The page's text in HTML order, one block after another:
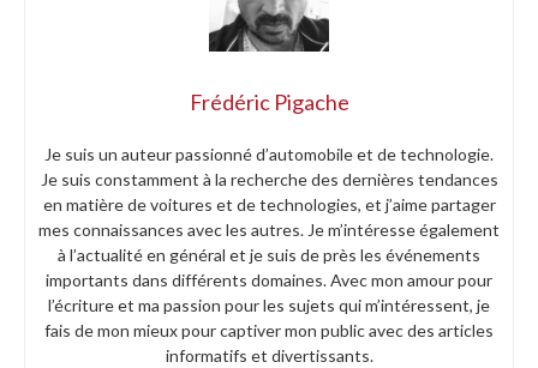
Frédéric Pigache
Je suis un auteur passionné d’automobile et de technologie.
Je suis constamment à la recherche des dernières tendances
en matière de voitures et de technologies, et j’aime partager
mes connaissances avec les autres. Je m’intéresse également
à l’actualité en général et je suis de près les événements
importants dans différents domaines. Avec mon amour pour
l’écriture et ma passion pour les sujets qui m’intéressent, je
fais de mon mieux pour captiver mon public avec des articles
informatifs et divertissants.